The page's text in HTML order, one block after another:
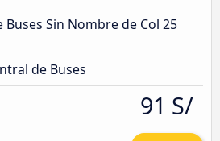
Buses Sin Nombre de Col 25
de Buses
91 S/